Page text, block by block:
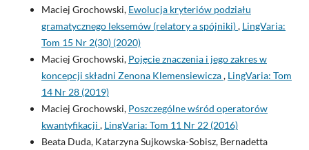
Maciej Grochowski, Ewolucja kryteriów podziału
gramatycznego leksemów (relatory a spójniki), LingVaria:
Tom 15 Nr 2(30) (2020)
Maciej Grochowski, Pojęcie znaczenia i jego zakres w
koncepcji składni Zenona Klemensiewicza, LingVaria: Tom
14 Nr 28 (2019)
Maciej Grochowski, Poszczególne wśród operatorów
kwantyfikacji , LingVaria: Tom 11 Nr 22 (2016)
Beata Duda, Katarzyna Sujkowska-Sobisz, Bernadetta